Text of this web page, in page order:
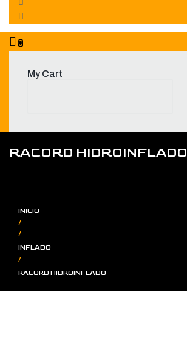
0
My Cart
RACORD HIDROINFLADO
INICIO
/
/
INFLADO
/
RACORD HIDROINFLADO